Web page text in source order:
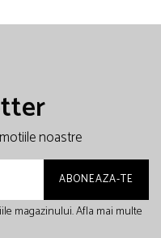
noastre
magazinului. Afla mai multe